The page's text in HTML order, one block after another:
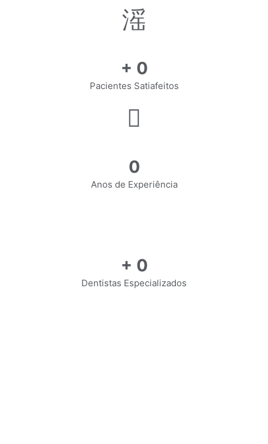
+ 0
Pacientes Satiafeitos
0
Anos de Experiência
+ 0
Dentistas Especializados